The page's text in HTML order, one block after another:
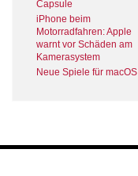
Capsule
iPhone beim
Motorradfahren: Apple
warnt vor Schäden am
Kamerasystem
Neue Spiele für macOS